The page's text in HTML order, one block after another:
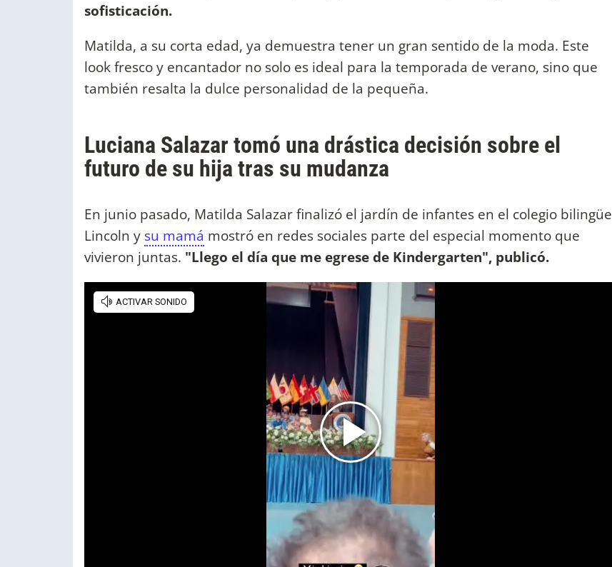
sofisticación.
Matilda, a su corta edad, ya demuestra tener un gran sentido de la moda. Este
look fresco y encantador no solo es ideal para la temporada de verano, sino que
también resalta la dulce personalidad de la pequeña.
Luciana Salazar tomó una drástica decisión sobre el
futuro de su hija tras su mudanza
En junio pasado, Matilda Salazar finalizó el jardín de infantes en el colegio bilingüe
Lincoln y su mamá mostró en redes sociales parte del especial momento que
vivieron juntas. "Llego el día que me egrese de Kindergarten", publicó.